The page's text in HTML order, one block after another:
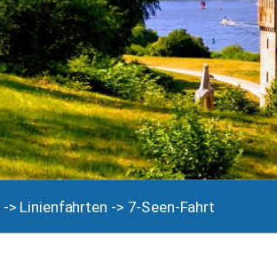
-> Linienfahrten -> 7-Seen-Fahrt